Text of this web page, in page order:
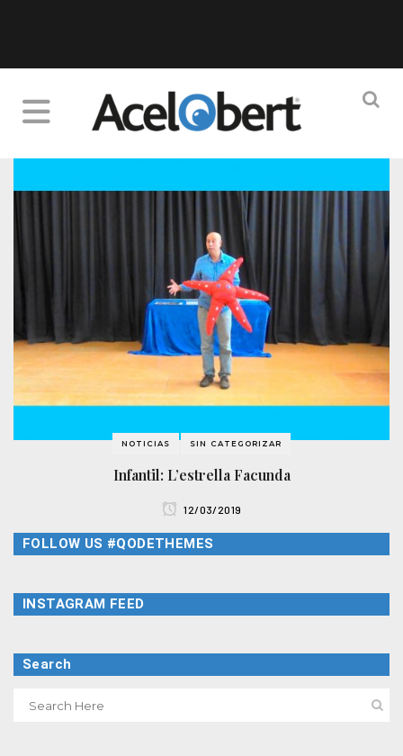
NOTICIAS SIN CATEGORIZAR
Infantil: L’estrella Facunda
12/03/2019
FOLLOW US #QODETHEMES
INSTAGRAM FEED
Search